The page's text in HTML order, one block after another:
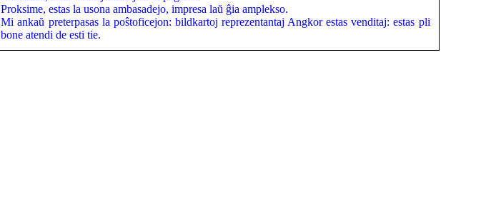
Proksime, estas la usona ambasadejo, impresa laŭ ĝia amplekso.
Mi ankaŭ preterpasas la poŝtoficejon: bildkartoj reprezentantaj Angkor estas venditaj: estas pli
bone atendi de esti tie.